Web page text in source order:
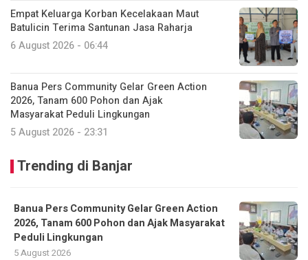
Empat Keluarga Korban Kecelakaan Maut
Batulicin Terima Santunan Jasa Raharja
6 August 2026 - 06:44
Banua Pers Community Gelar Green Action
2026, Tanam 600 Pohon dan Ajak
Masyarakat Peduli Lingkungan
5 August 2026 - 23:31
Trending di Banjar
Banua Pers Community Gelar Green Action
2026, Tanam 600 Pohon dan Ajak Masyarakat
Peduli Lingkungan
5 August 2026